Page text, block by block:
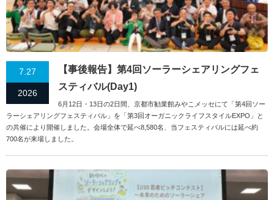
7.27
2026
【事後報告】第4回ソーラーシェアリングフェ
スティバル(Day1)
6月12日・13日の2日間、京都市勧業館みやこメッセにて「第4回ソー
ラーシェアリングフェスティバル」を「第3回オーガニックライフスタイルEXPO」と
の共催により開催しました。会場全体で延べ8,580名、当フェスティバルには延べ約
700名が来場しました。